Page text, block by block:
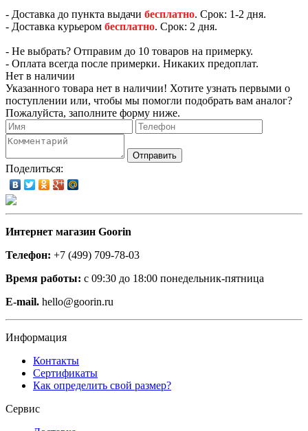
- Доставка до пункта выдачи бесплатно. Срок: 1-2 дня.
- Доставка курьером бесплатно. Срок: 2 дня.
- Не выбрать? Отправим до 10 товаров на примерку.
- Оплата всегда после примерки. Никаких предоплат.
Нет в наличии
Указанного товара нет в наличии! Хотите узнать первыми о
поступлении или, чтобы мы помогли подобрать вам аналог?
Пожалуйста, заполните форму ниже.
Отправить
Поделиться:
Интернет магазин Goorin
Телефон: +7 (499) 709-78-03
Время работы: с 09:30 до 18:00 понедельник-пятница
E-mail. hello@goorin.ru
Информация
Контакты
Сертификаты
Как определить свой размер?
Сервис